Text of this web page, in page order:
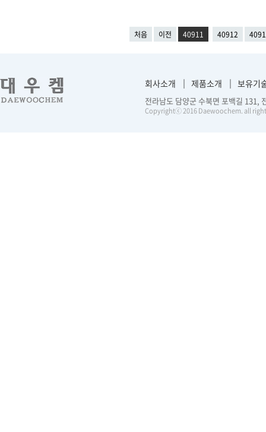
처음 이전 40911 40912
회사소개 제품소개 보유기
전라남도 담양군 수북면 포백길
Copyrightⓒ 2016 Daewoochem. all